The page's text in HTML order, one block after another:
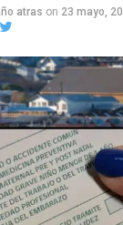
atras on 23 mayo,